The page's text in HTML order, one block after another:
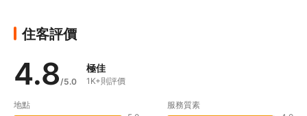
住客評價
4.8/5.0
極佳
1K+則評價
地點
服務質素